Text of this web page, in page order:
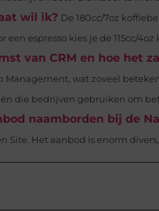
wil ik? De 180cc/7oz
een espresso kies je de 115cc/
van CRM en hoe het
Management, wat zoveel
die bedrijven gebruiken om
naamborden bij de
Site. Het aanbod is enorm